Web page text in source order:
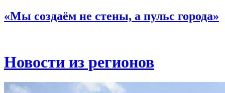
«Мы создаём не стены, а пульс города»
Новости из регионов